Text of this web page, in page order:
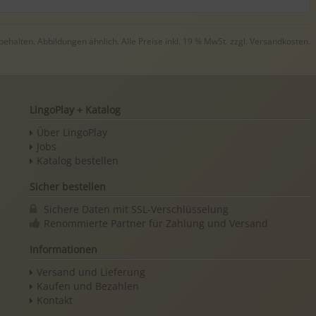
Abbildungen ähnlich. Alle Preise inkl. 19 % MwSt. zzgl. Versandkosten.
LingoPlay + Katalog
Über LingoPlay
Jobs
Katalog bestellen
Sicher bestellen
Sichere Daten mit SSL-Verschlüsselung
Renommierte Partner für Zahlung und Versand
Informationen
Versand und Lieferung
Kaufen und Bezahlen
Kontakt